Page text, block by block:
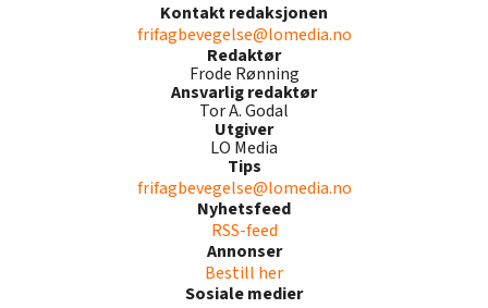
Kontakt redaksjonen
frifagbevegelse@lomedia.no
Redaktør
Frode Rønning
Ansvarlig redaktør
Tor A. Godal
Utgiver
LO Media
Tips
frifagbevegelse@lomedia.no
Nyhetsfeed
RSS-feed
Annonser
Bestill her
Sosiale medier